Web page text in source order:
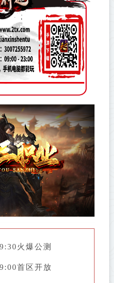
火爆公测
首区开放